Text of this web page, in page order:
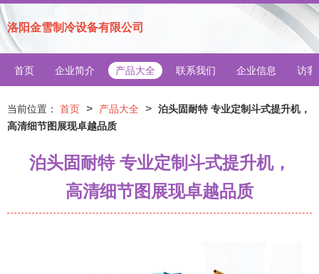
洛阳金雪制冷设备有限公司
首页 企业简介 产品大全 联系我们 企业信息 访客
当前位置： 首页 > 产品大全 > 泊头固耐特 专业定制斗式提升机，
高清细节图展现卓越品质
泊头固耐特 专业定制斗式提升机，
高清细节图展现卓越品质